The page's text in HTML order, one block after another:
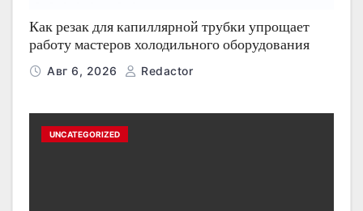
Как резак для капиллярной трубки упрощает
работу мастеров холодильного оборудования
Авг 6, 2026 Redactor
UNCATEGORIZED